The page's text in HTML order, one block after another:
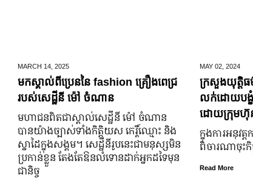
MARCH 14, 2025
មកស្គាល់ពីប្រេននៃ​ fashion គ្រឿងពេជ្រ
របស់សេដ្ឋីនី ម៉ៅ ចំណាន
មហាជន​ពិតជា​ស្គាល់​សេដ្ឋី​នី ម៉ៅ ចំណាន
បាន​យ៉ាង​ច្បាស់​ទាំង​កិត្តិយស កេរ្តិ៍ឈ្មោះ និង​
ស្នាដៃ​ក្នុង​សង្គម។ សេដ្ឋី​នី​រូប​នេះ​ជា​មនុស្ស​មិន​
ប្រកាន់​ខ្លួន តែងតែ​ឱនលំទោន​ដាក់​អ្នក​ដទៃ​មុន​
ជានិច្ច
MAY 02, 2024
ក្រសួងយុត្តិធម៌
លក់ដោយបង្ខំត
ដោយក្រុមហ៊ុន
ក្នុងការអនុវត្
ពិចារណាចុះកិ
Read More